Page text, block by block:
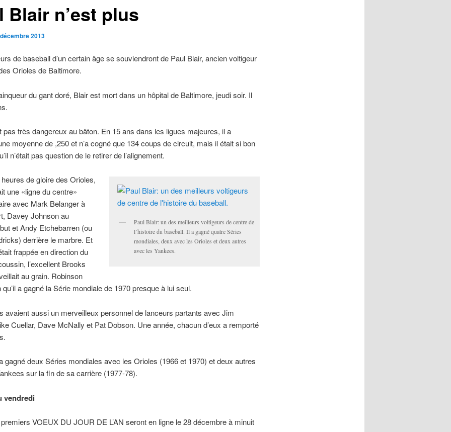
Blair n’est plus
2013
de baseball d’un certain âge se souviendront de Paul Blair, ancien voltigeur
Orioles de Baltimore.
du gant doré, Blair est mort dans un hôpital de Baltimore, jeudi soir. Il
pas très dangereux au bâton. En 15 ans dans les ligues majeures, il a
moyenne de ,250 et n’a cogné que 134 coups de circuit, mais il était si bon
n’était pas question de le retirer de l’alignement.
Paul Blair: un des meilleurs voltigeurs de centre de
l’histoire du baseball. Il a gagné quatre Séries
mondiales, deux avec les Orioles et deux autres
avec les Yankees.
de gloire des Orioles,
une «ligne du centre»
avec Mark Belanger à
Davey Johnson au
et Andy Etchebarren (ou
derrière le marbre. Et
frappée en direction du
l’excellent Brooks
au grain. Robinson
a gagné la Série mondiale de 1970 presque à lui seul.
avaient aussi un merveilleux personnel de lanceurs partants avec Jim
Cuellar, Dave McNally et Pat Dobson. Une année, chacun d’eux a remporté
gagné deux Séries mondiales avec les Orioles (1966 et 1970) et deux autres
sur la fin de sa carrière (1977-78).
vendredi
VOEUX DU JOUR DE L’AN seront en ligne le 28 décembre à minuit